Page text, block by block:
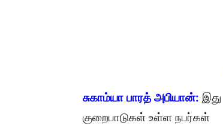
சுகாம்யா பாரத் அபியான்: இது
குறைபாடுகள் உள்ள நபர்கள்